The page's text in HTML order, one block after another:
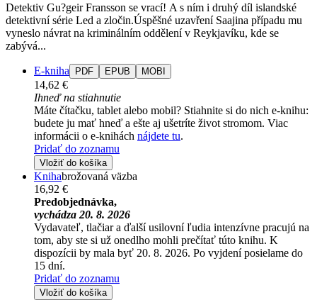
Detektiv Gu?geir Fransson se vrací! A s ním i druhý díl islandské
detektivní série Led a zločin.Úspěšné uzavření Saajina případu mu
vyneslo návrat na kriminálním oddělení v Reykjavíku, kde se
zabývá...
E-kniha PDF EPUB MOBI
14,62 €
Ihneď na stiahnutie
Máte čítačku, tablet alebo mobil? Stiahnite si do nich e-knihu:
budete ju mať hneď a ešte aj ušetríte život stromom. Viac
informácii o e-knihách nájdete tu.
Pridať do zoznamu
Vložiť do košíka
Knihabrožovaná väzba
16,92 €
Predobjednávka,
vychádza 20. 8. 2026
Vydavateľ, tlačiar a ďalší usilovní ľudia intenzívne pracujú na
tom, aby ste si už onedlho mohli prečítať túto knihu. K
dispozícii by mala byť 20. 8. 2026. Po vyjdení posielame do
15 dní.
Pridať do zoznamu
Vložiť do košíka